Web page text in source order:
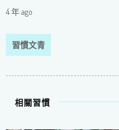
4 年 ago
習慣文青
相關習慣